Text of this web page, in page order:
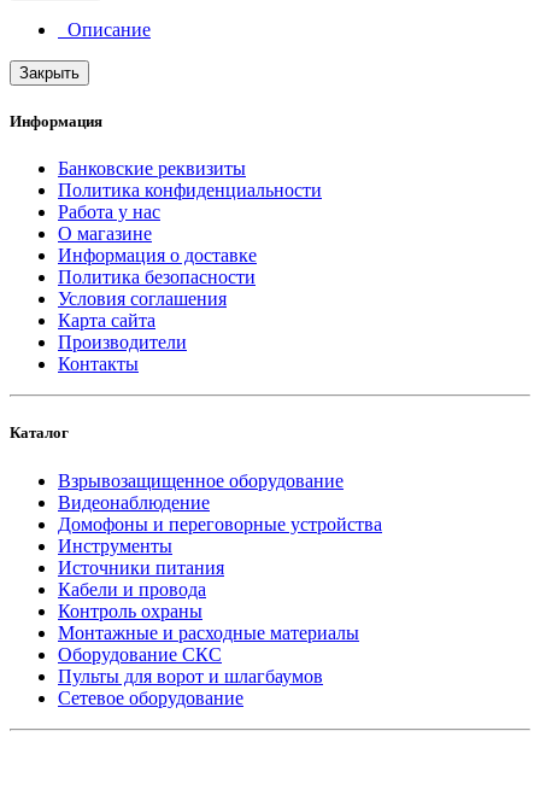
Описание
Закрыть
Информация
Банковские реквизиты
Политика конфиденциальности
Работа у нас
О магазине
Информация о доставке
Политика безопасности
Условия соглашения
Карта сайта
Производители
Контакты
Каталог
Взрывозащищенное оборудование
Видеонаблюдение
Домофоны и переговорные устройства
Инструменты
Источники питания
Кабели и провода
Контроль охраны
Монтажные и расходные материалы
Оборудование СКС
Пульты для ворот и шлагбаумов
Сетевое оборудование